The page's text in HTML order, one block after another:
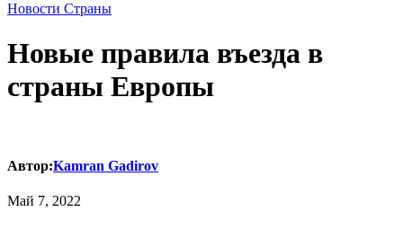
Новости Страны
Новые правила въезда в
страны Европы
Автор:Kamran Gadirov
Май 7, 2022